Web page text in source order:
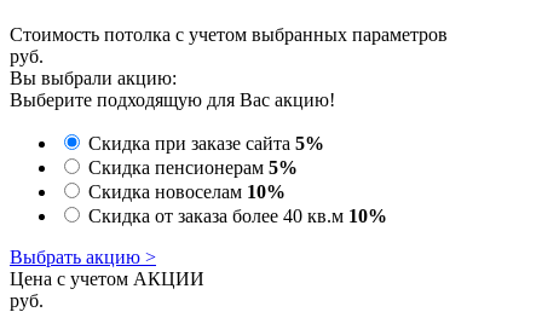
Стоимость потолка с учетом выбранных параметров
руб.
Вы выбрали акцию:
Выберите подходящую для Вас акцию!
Скидка при заказе сайта 5%
Скидка пенсионерам 5%
Скидка новоселам 10%
Скидка от заказа более 40 кв.м 10%
Выбрать акцию >
Цена с учетом АКЦИИ
руб.